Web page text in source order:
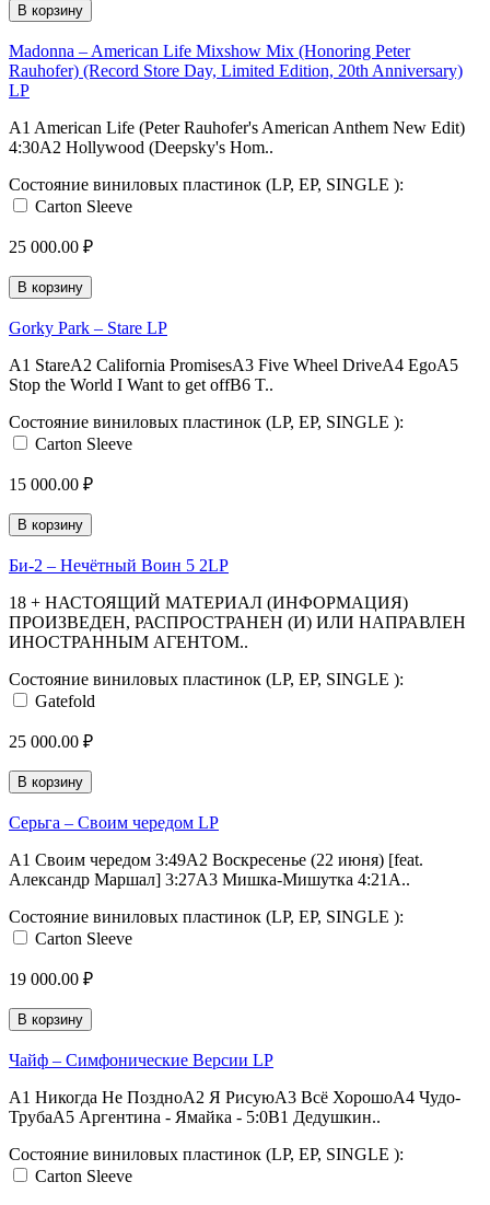
В корзину
Madonna – American Life Mixshow Mix (Honoring Peter
Rauhofer) (Record Store Day, Limited Edition, 20th Anniversary)
LP
A1 American Life (Peter Rauhofer's American Anthem New Edit)
4:30A2 Hollywood (Deepsky's Hom..
Состояние виниловых пластинок (LP, EP, SINGLE ):
Carton Sleeve
25 000.00 ₽
В корзину
Gorky Park – Stare LP
A1 StareA2 California PromisesA3 Five Wheel DriveA4 EgoA5
Stop the World I Want to get offB6 T..
Состояние виниловых пластинок (LP, EP, SINGLE ):
Carton Sleeve
15 000.00 ₽
В корзину
Би-2 ‎– Нечётный Воин 5 2LP
18 + НАСТОЯЩИЙ МАТЕРИАЛ (ИНФОРМАЦИЯ)
ПРОИЗВЕДЕН, РАСПРОСТРАНЕН (И) ИЛИ НАПРАВЛЕН
ИНОСТРАННЫМ АГЕНТОМ..
Состояние виниловых пластинок (LP, EP, SINGLE ):
Gatefold
25 000.00 ₽
В корзину
Серьга ‎– Своим чередом LP
A1 Своим чередом 3:49A2 Воскресенье (22 июня) [feat.
Александр Маршал] 3:27A3 Мишка-Мишутка 4:21A..
Состояние виниловых пластинок (LP, EP, SINGLE ):
Carton Sleeve
19 000.00 ₽
В корзину
Чайф ‎– Симфонические Версии LP
A1 Никогда Не ПоздноA2 Я РисуюA3 Всё ХорошоA4 Чудо-
ТрубаA5 Аргентина - Ямайка - 5:0B1 Дедушкин..
Состояние виниловых пластинок (LP, EP, SINGLE ):
Carton Sleeve